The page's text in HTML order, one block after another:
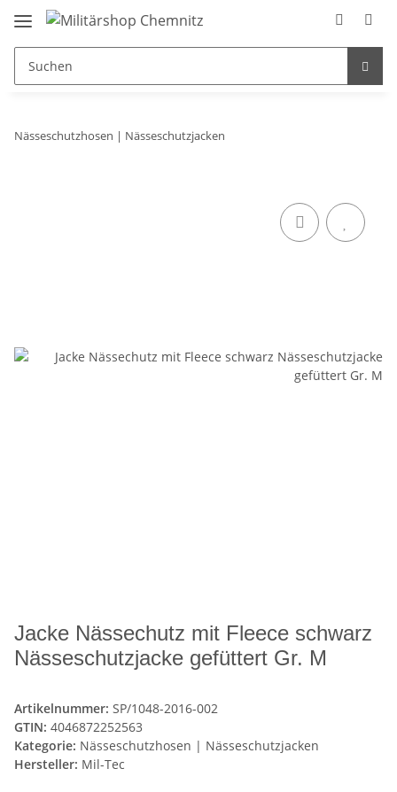
Nässeschutzhosen | Nässeschutzjacken
Jacke Nässechutz mit Fleece schwarz
Nässeschutzjacke gefüttert Gr. M
Artikelnummer: SP/1048-2016-002
GTIN: 4046872252563
Kategorie: Nässeschutzhosen | Nässeschutzjacken
Hersteller: Mil-Tec